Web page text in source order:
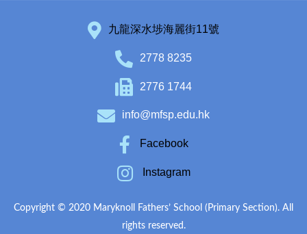
九龍深水埗海麗街11號
2778 8235
2776 1744
info@mfsp.edu.hk
Facebook
Instagram
Copyright © 2020 Maryknoll Fathers’ School (Primary Section). All
rights reserved.